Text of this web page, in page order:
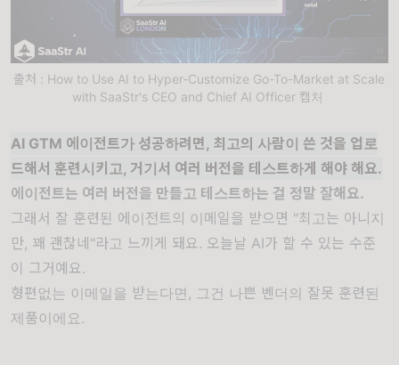
출처 : How to Use AI to Hyper-Customize Go-To-Market at Scale
with SaaStr's CEO and Chief AI Officer 캡처
AI GTM 에이전트가 성공하려면, 최고의 사람이 쓴 것을 업로
드해서 훈련시키고, 거기서 여러 버전을 테스트하게 해야 해요.
에이전트는 여러 버전을 만들고 테스트하는 걸 정말 잘해요.
그래서 잘 훈련된 에이전트의 이메일을 받으면 "최고는 아니지
만, 꽤 괜찮네"라고 느끼게 돼요. 오늘날 AI가 할 수 있는 수준
이 그거예요.
형편없는 이메일을 받는다면, 그건 나쁜 벤더의 잘못 훈련된
제품이에요.